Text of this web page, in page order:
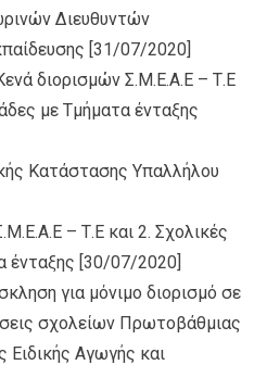
Διευθυντών
[31/07/2020]
διορισμών Σ.Μ.Ε.Α.Ε – Τ.Ε
με Τμήματα ένταξης
Κατάστασης Υπαλλήλου
– Τ.Ε και 2. Σχολικές
ένταξης [30/07/2020]
για μόνιμο διορισμό σε
σχολείων Πρωτοβάθμιας
Ειδικής Αγωγής και